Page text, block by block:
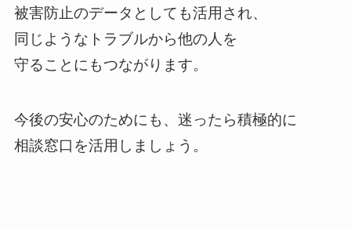
被害防止のデータとしても活用され、
同じようなトラブルから他の人を
守ることにもつながります。
今後の安心のためにも、迷ったら積極的に
相談窓口を活用しましょう。